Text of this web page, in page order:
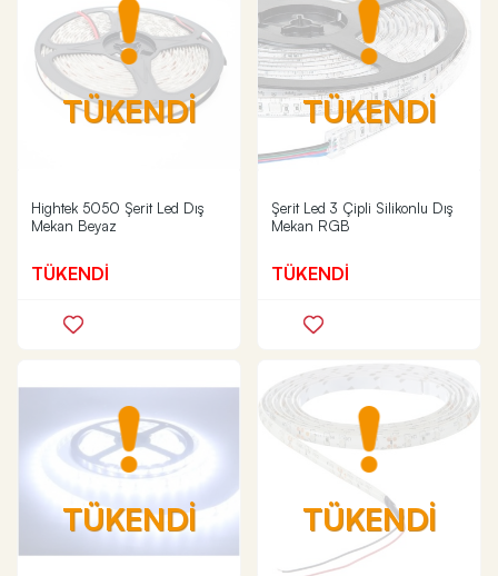
TÜKENDİ
Hightek 5050 Şerit Led Dış
Mekan Beyaz
TÜKENDİ
TÜKENDİ
Şerit Led 3 Çipli Silikonlu Dış
Mekan RGB
TÜKENDİ
TÜKENDİ TÜKENDİ